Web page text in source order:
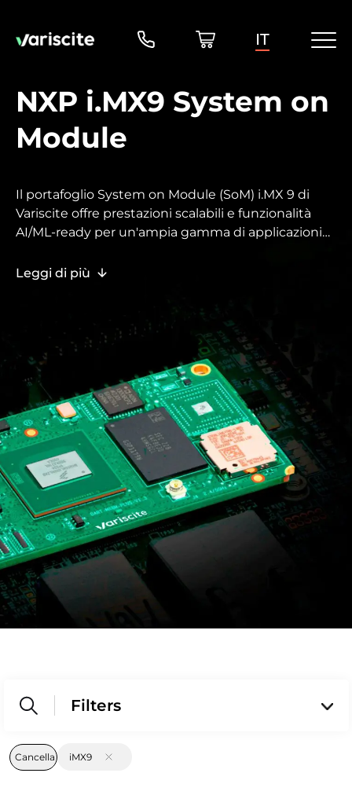
IT
NXP i.MX9 System on
Module
Il portafoglio System on Module (SoM) i.MX 9 di
Variscite offre prestazioni scalabili e funzionalità
AI/ML-ready per un'ampia gamma di applicazioni
Leggi di più
Filters
Cancella iMX9